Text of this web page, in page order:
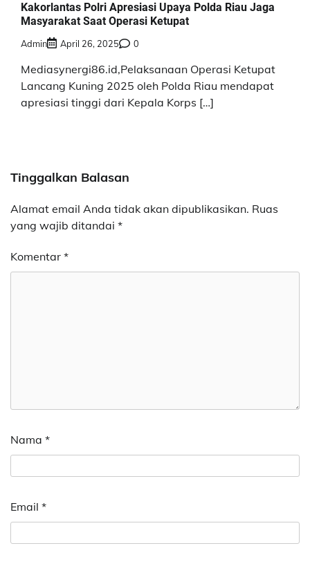
Kakorlantas Polri Apresiasi Upaya Polda Riau Jaga
Masyarakat Saat Operasi Ketupat
Admin April 26, 2025 0
Mediasynergi86.id,Pelaksanaan Operasi Ketupat
Lancang Kuning 2025 oleh Polda Riau mendapat
apresiasi tinggi dari Kepala Korps […]
Tinggalkan Balasan
Alamat email Anda tidak akan dipublikasikan. Ruas
yang wajib ditandai *
Komentar *
Nama *
Email *